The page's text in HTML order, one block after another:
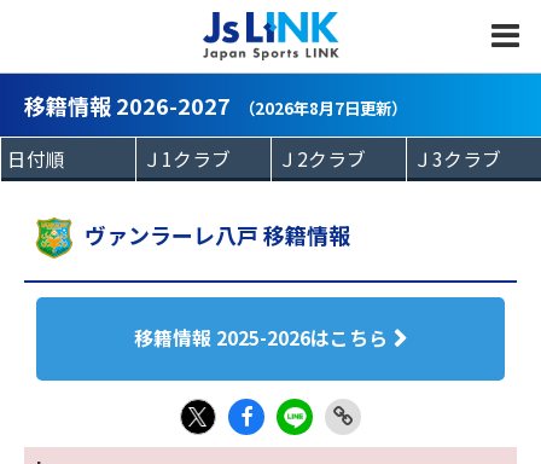
移籍情報 2026-2027 （2026年8月7日更新）
ヴァンラーレ八戸 移籍情報
移籍情報 2025-2026はこちら
X
Fac LIN Link